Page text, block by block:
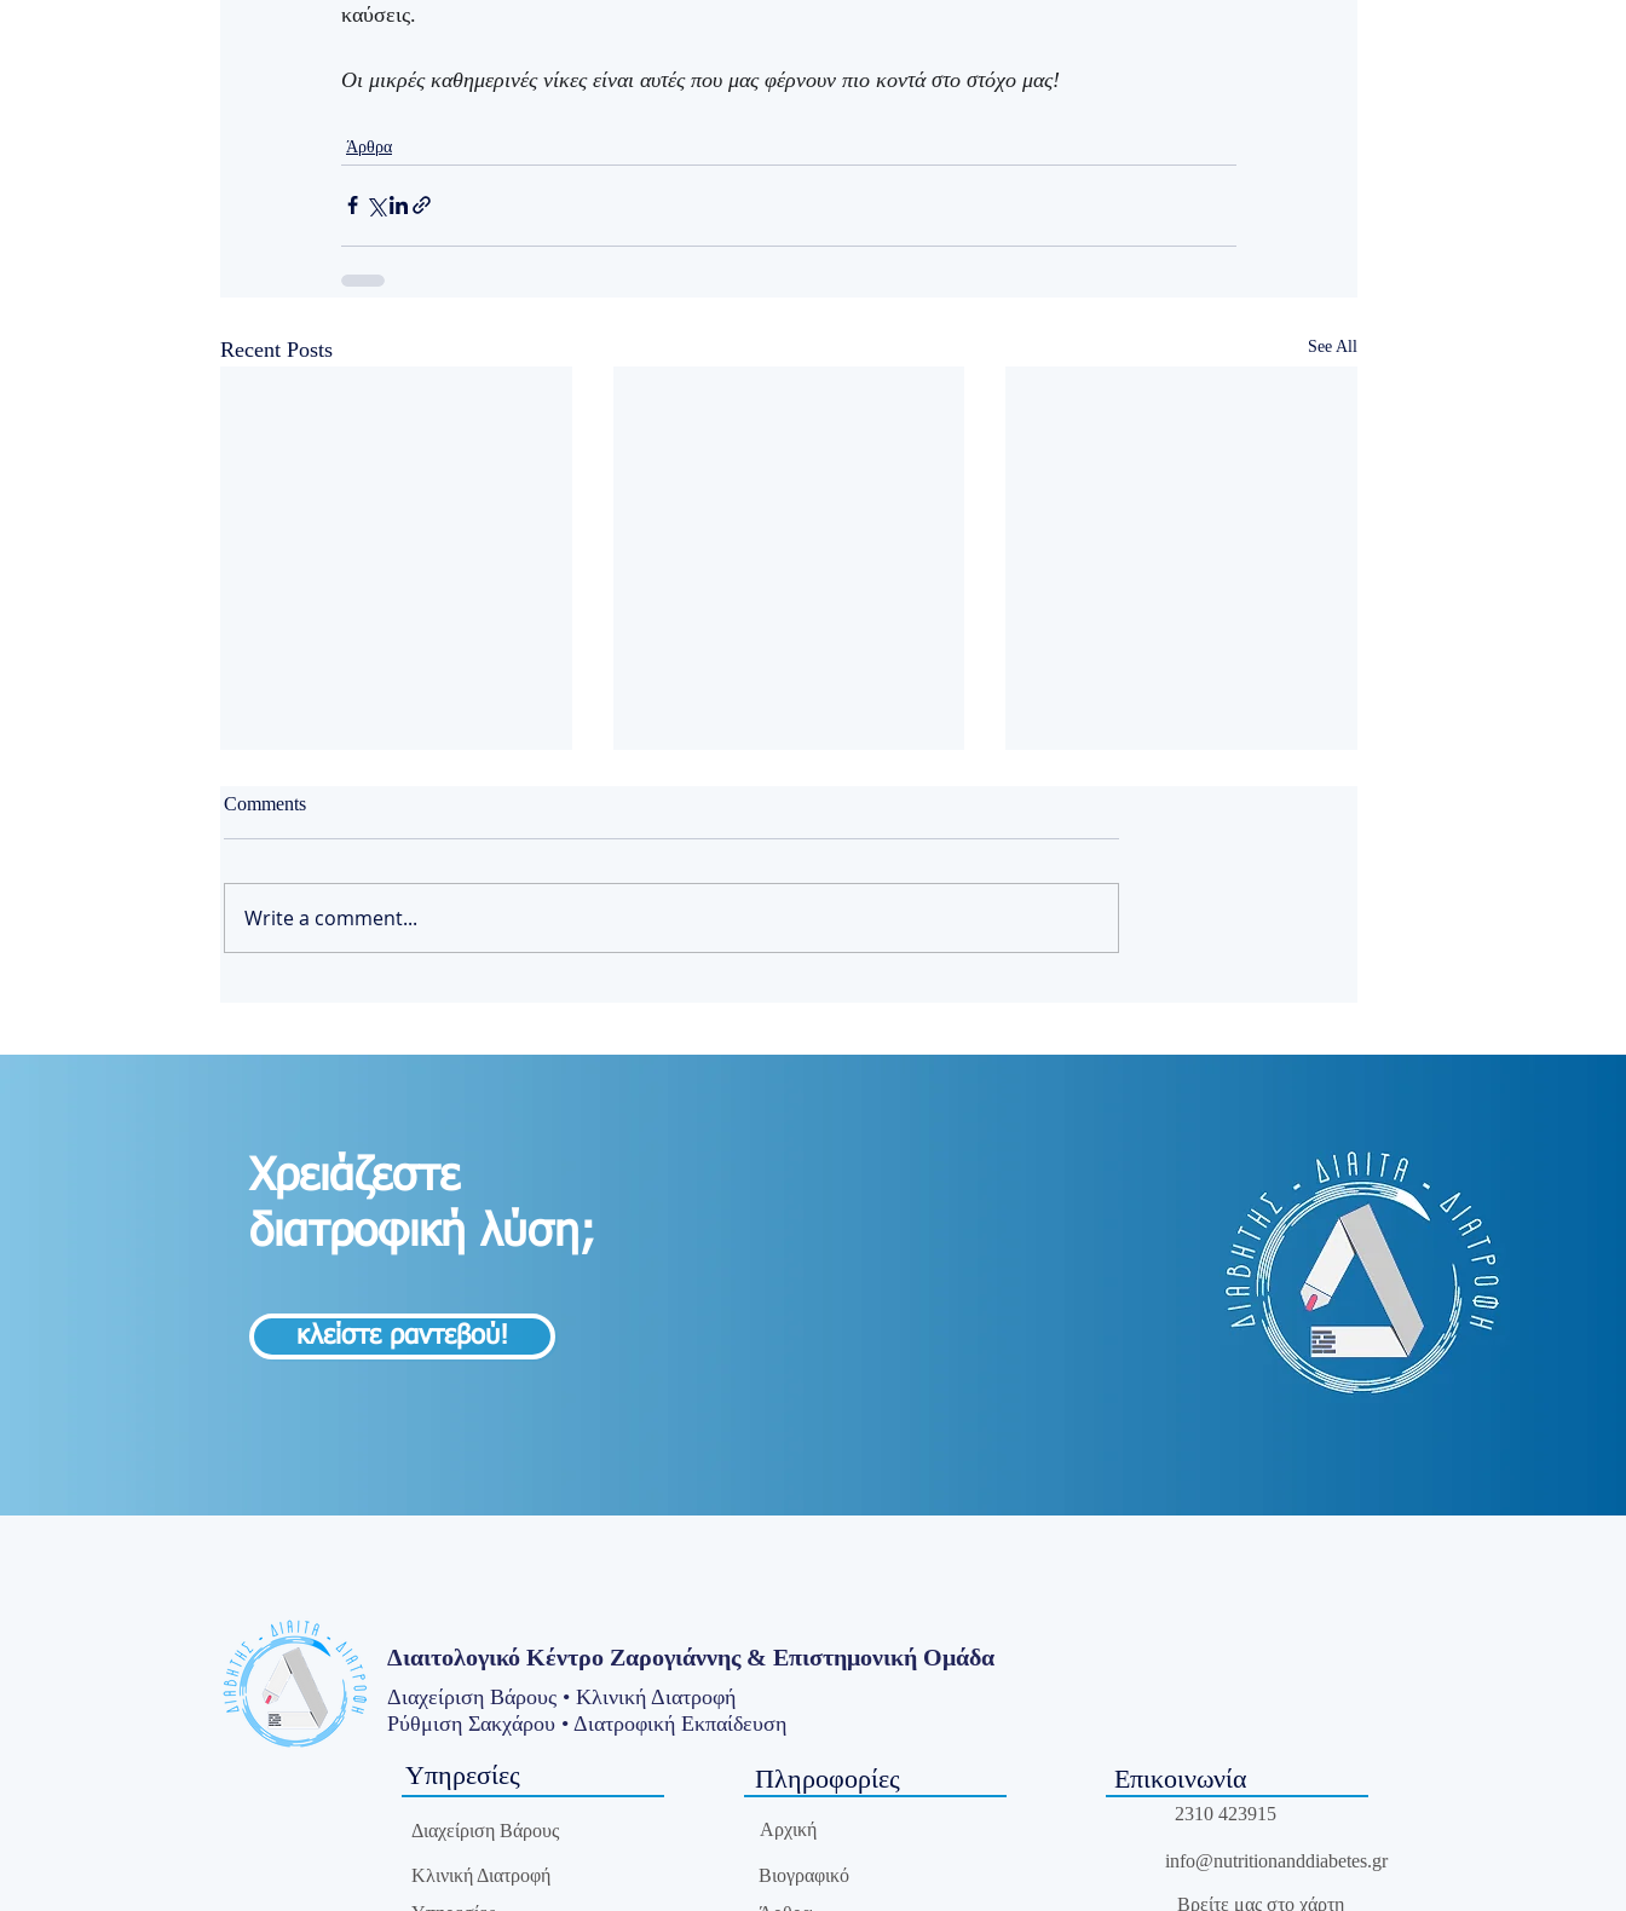
καύσεις.
Οι μικρές καθημερινές νίκες είναι αυτές που μας φέρνουν πιο κοντά στο στόχο μας!
Άρθρα
Recent Posts See All
Comments
Write a comment...
Χρειάζεστε
διατροφική λύση;
κλείστε ραντεβού!
Διαιτολογικό Κέντρο Ζαρογιάννης & Επιστημονική Ομάδα
Υπηρεσίες
Διαχείριση Βάρους
Κλινική Διατροφή
Πληροφορίες
Αρχική
Βιογραφικό
Επικοινωνία
2310 423915
info@nutritionanddiabetes.gr
Βρείτε μας στο χάρτη
Διαχείριση Βάρους • Κλινική Διατροφή
Ρύθμιση Σακχάρου • Διατροφική Εκπαίδευση